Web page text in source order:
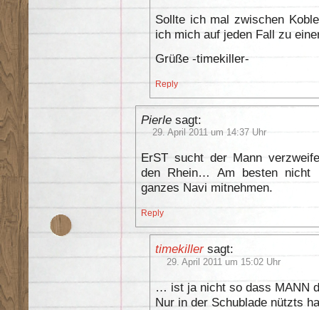
Sollte ich mal zwischen
ich mich auf jeden Fall zu
Grüße -timekiller-
Reply
Pierle sagt:
29. April 2011 um 14:37 Uhr
ErST sucht der Mann
den Rhein… Am besten nicht
ganzes Navi mitnehmen.
Reply
timekiller sagt:
29. April 2011 um 15:02 Uhr
… ist ja nicht so dass MANN
Nur in der Schublade nützts